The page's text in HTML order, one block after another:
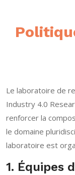
Le laboratoire de
Industry 4.0
renforcer la
le domaine
laboratoire est
1. Équipes